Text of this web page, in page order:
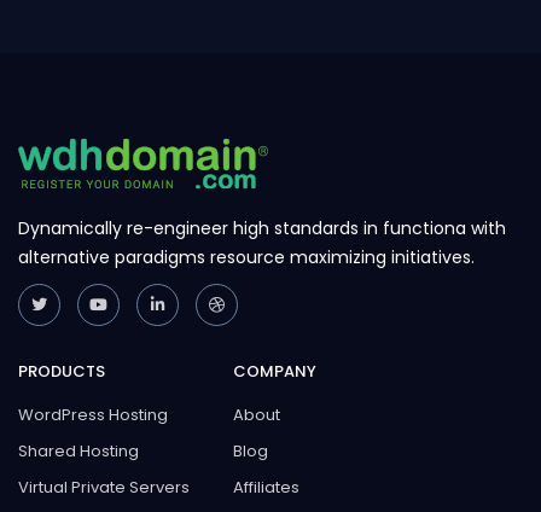
Dynamically re-engineer high standards in functiona with
alternative paradigms resource maximizing initiatives.
PRODUCTS
WordPress Hosting
Shared Hosting
Virtual Private Servers
COMPANY
About
Blog
Affiliates